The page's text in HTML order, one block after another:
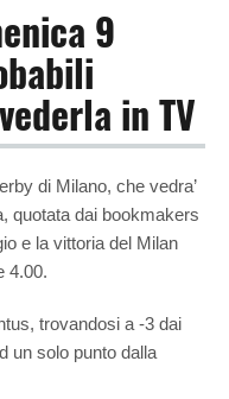
9
in TV
di Milano, che vedra’
quotata dai bookmakers
e la vittoria del Milan
4.00.
trovandosi a -3 dai
un solo punto dalla